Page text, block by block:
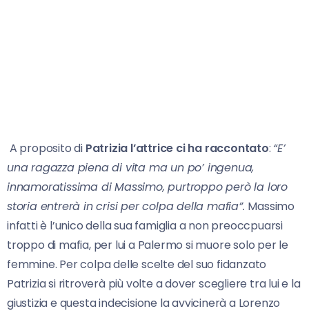
A proposito di Patrizia l’attrice ci ha raccontato: “E’
una ragazza piena di vita ma un po’ ingenua,
innamoratissima di Massimo, purtroppo però la loro
storia entrerà in crisi per colpa della mafia”. Massimo
infatti è l’unico della sua famiglia a non preoccpuarsi
troppo di mafia, per lui a Palermo si muore solo per le
femmine. Per colpa delle scelte del suo fidanzato
Patrizia si ritroverà più volte a dover scegliere tra lui e la
giustizia e questa indecisione la avvicinerà a Lorenzo